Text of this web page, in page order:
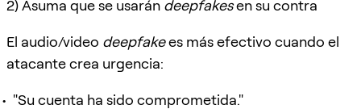
2) Asuma que se usarán deepfakesen su contra
El audio/video deepfakees más efectivo cuando el
atacante crea urgencia:
"Su cuenta ha sido comprometida."